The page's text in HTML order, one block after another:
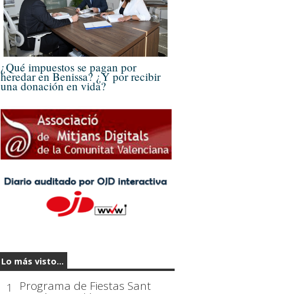
¿Qué impuestos se pagan por
heredar en Benissa? ¿Y por recibir
una donación en vida?
Lo más visto...
1 Programa de Fiestas Sant